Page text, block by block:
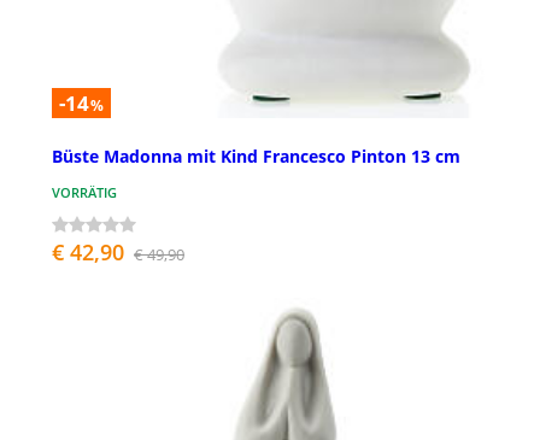
-14%
Büste Madonna mit Kind Francesco Pinton 13 cm
VORRÄTIG
€ 42,90 € 49,90